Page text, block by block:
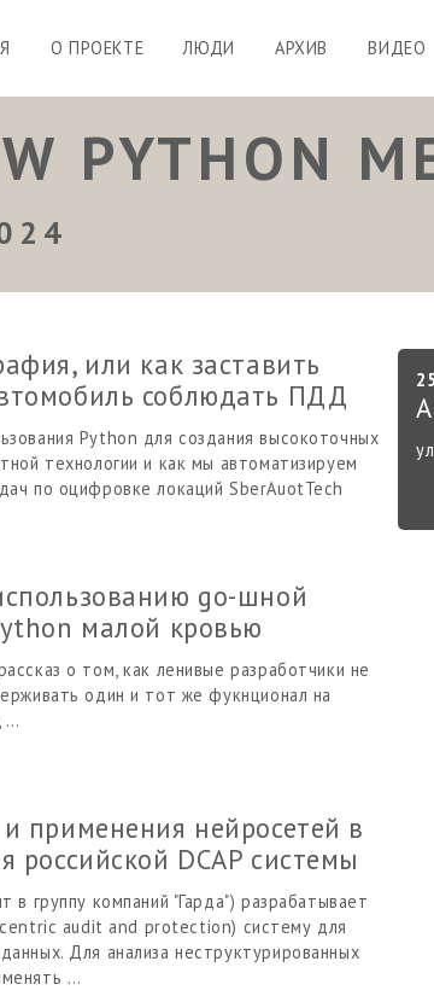
О ПРОЕКТЕ ЛЮДИ АРХИВ ВИДЕО
PYTHON
или как заставить
соблюдать ПДД
Python для создания высокоточных
технологии и как мы автоматизируем
по оцифровке локаций SberAuotTech
go-шной
малой кровью
о том, как ленивые разработчики не
один и тот же фукнционал на
…
применения нейросетей в
российской DCAP системы
в группу компаний "Гарда") разрабатывает
centric audit and protection) систему для
Для анализа неструктурированных
…